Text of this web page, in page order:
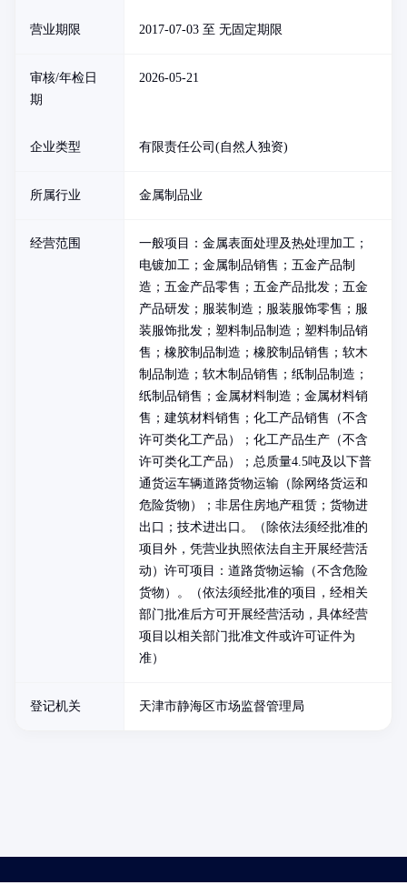
营业期限 2017-07-03 至 无固定期限
审核/年检日
期
2026-05-21
企业类型 有限责任公司(自然人独资)
所属行业 金属制品业
经营范围
一般项目：金属表面处理及热处理加工；
电镀加工；金属制品销售；五金产品制
造；五金产品零售；五金产品批发；五金
产品研发；服装制造；服装服饰零售；服
装服饰批发；塑料制品制造；塑料制品销
售；橡胶制品制造；橡胶制品销售；软木
制品制造；软木制品销售；纸制品制造；
纸制品销售；金属材料制造；金属材料销
售；建筑材料销售；化工产品销售（不含
许可类化工产品）；化工产品生产（不含
许可类化工产品）；总质量4.5吨及以下普
通货运车辆道路货物运输（除网络货运和
危险货物）；非居住房地产租赁；货物进
出口；技术进出口。（除依法须经批准的
项目外，凭营业执照依法自主开展经营活
动）许可项目：道路货物运输（不含危险
货物）。（依法须经批准的项目，经相关
部门批准后方可开展经营活动，具体经营
项目以相关部门批准文件或许可证件为
准）
登记机关 天津市静海区市场监督管理局